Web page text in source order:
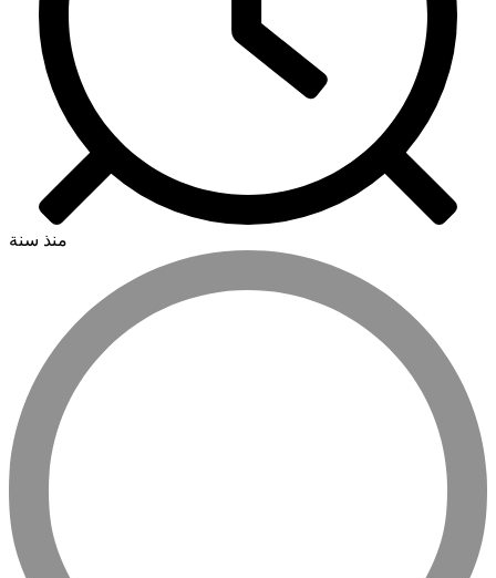
منذ سنة